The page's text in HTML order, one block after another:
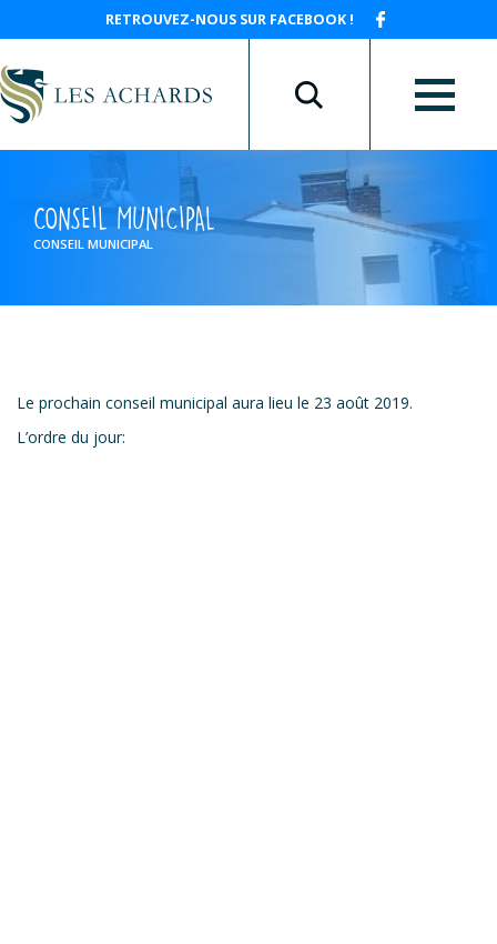
RETROUVEZ-NOUS SUR FACEBOOK !
CONSEIL MUNICIPAL
CONSEIL MUNICIPAL
Le prochain conseil municipal aura lieu le 23 août 2019.
L’ordre du jour: